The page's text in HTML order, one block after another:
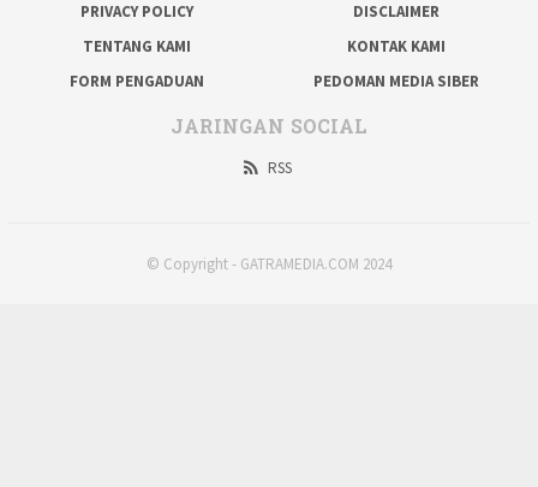
PRIVACY POLICY
DISCLAIMER
TENTANG KAMI
KONTAK KAMI
FORM PENGADUAN
PEDOMAN MEDIA SIBER
JARINGAN SOCIAL
RSS
© Copyright - GATRAMEDIA.COM 2024